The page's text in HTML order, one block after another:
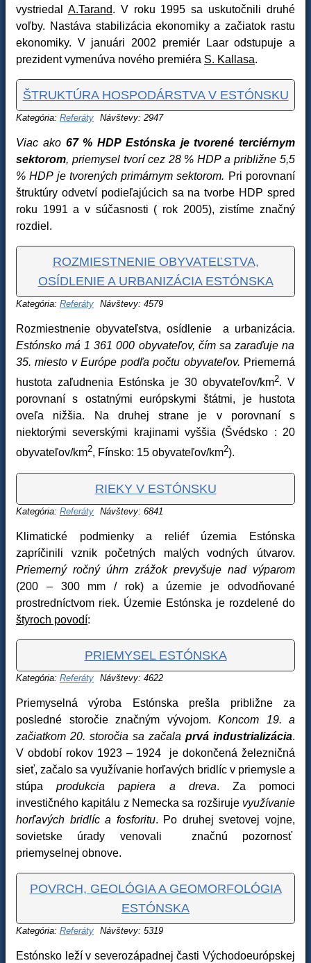
vystriedal A.Tarand. V roku 1995 sa uskutočnili druhé
voľby. Nastáva stabilizácia ekonomiky a začiatok rastu
ekonomiky. V januári 2002 premiér Laar odstupuje a
prezident vymenúva nového premiéra S. Kallasa.
ŠTRUKTÚRA HOSPODÁRSTVA V ESTÓNSKU
Kategória: Referáty Návštevy: 2947
Viac ako 67 % HDP Estónska je tvorené terciérnym
sektorom, priemysel tvorí cez 28 % HDP a približne 5,5
% HDP je tvorených primárnym sektorom. Pri porovnaní
štruktúry odvetví podieľajúcich sa na tvorbe HDP spred
roku 1991 a v súčasnosti ( rok 2005), zistíme značný
rozdiel.
ROZMIESTNENIE OBYVATEĽSTVA,
OSÍDLENIE A URBANIZÁCIA ESTÓNSKA
Kategória: Referáty Návštevy: 4579
Rozmiestnenie obyvateľstva, osídlenie a urbanizácia.
Estónsko má 1 361 000 obyvateľov, čím sa zaraďuje na
35. miesto v Európe podľa počtu obyvateľov. Priemerná
hustota zaľudnenia Estónska je 30 obyvateľov/km2. V
porovnaní s ostatnými európskymi štátmi, je hustota
oveľa nižšia. Na druhej strane je v porovnaní s
niektorými severskými krajinami vyššia (Švédsko : 20
obyvateľov/km2, Fínsko: 15 obyvateľov/km2).
RIEKY V ESTÓNSKU
Kategória: Referáty Návštevy: 6841
Klimatické podmienky a reliéf územia Estónska
zapríčinili vznik početných malých vodných útvarov.
Priemerný ročný úhrn zrážok prevyšuje nad výparom
(200 – 300 mm / rok) a územie je odvodňované
prostredníctvom riek. Územie Estónska je rozdelené do
štyroch povodí:
PRIEMYSEL ESTÓNSKA
Kategória: Referáty Návštevy: 4622
Priemyselná výroba Estónska prešla približne za
posledné storočie značným vývojom. Koncom 19. a
začiatkom 20. storočia sa začala prvá industrializácia.
V období rokov 1923 – 1924 je dokončená železničná
sieť, začalo sa využívanie horľavých bridlíc v priemysle a
stúpaprodukcia papiera a dreva. Za pomoci
investičného kapitálu z Nemecka sa rozširuje využívanie
horľavých bridlíc a fosforitu. Po druhej svetovej vojne,
sovietske úrady venovali značnú pozornosť
priemyselnej obnove.
POVRCH, GEOLÓGIA A GEOMORFOLÓGIA
ESTÓNSKA
Kategória: Referáty Návštevy: 5319
Estónsko leží v severozápadnej časti Východoeurópskej